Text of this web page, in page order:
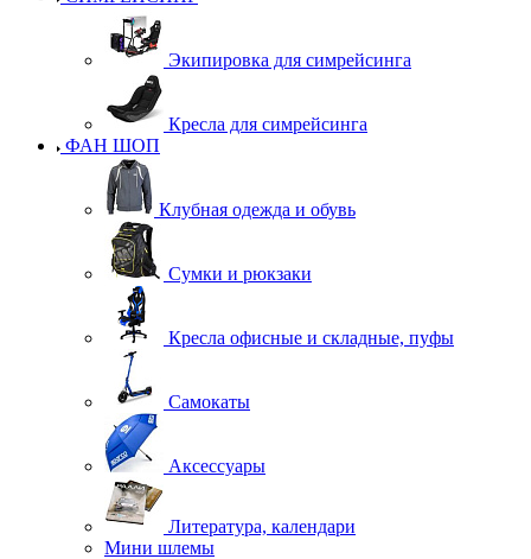
Экипировка для симрейсинга
Кресла для симрейсинга
ФАН ШОП
Клубная одежда и обувь
Сумки и рюкзаки
Кресла офисные и складные, пуфы
Самокаты
Аксессуары
Литература, календари
Мини шлемы